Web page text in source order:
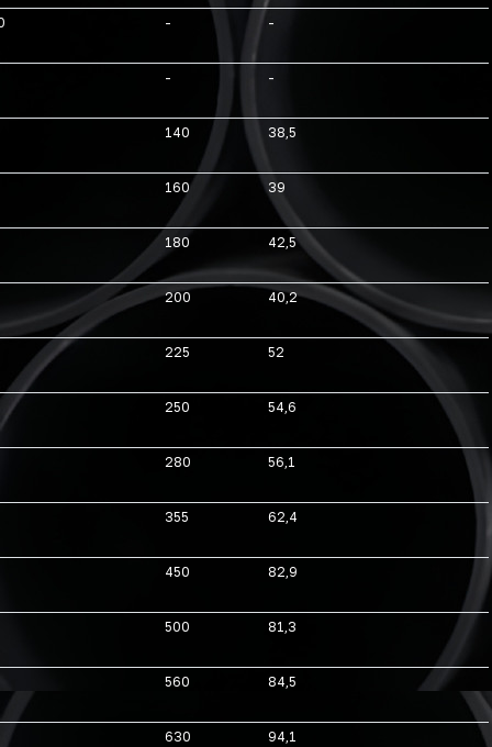
- -
- -
140 38,5
160 39
180 42,5
200 40,2
225 52
250 54,6
280 56,1
355 62,4
450 82,9
500 81,3
560 84,5
630 94,1